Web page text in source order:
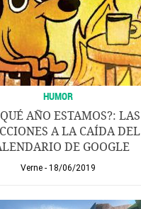
HUMOR
AÑO ESTAMOS?: LAS
A LA CAÍDA DEL
DE GOOGLE
Verne 18/06/2019